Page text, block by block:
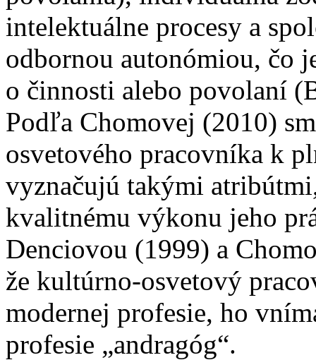
intelektuálne procesy a
odbornou autonómiou, čo
o činnosti alebo povolaní
Podľa Chomovej (2010)
osvetového pracovníka k
vyznačujú takými
kvalitnému výkonu jeho
Denciovou (1999) a
že kultúrno-osvetový
modernej profesie, ho
profesie „andragóg“.